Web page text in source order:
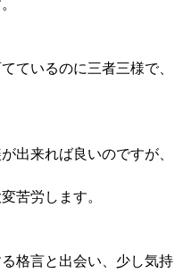
ているのに三者三様で、
出来れば良いのですが、
苦労します。
格言と出会い、少し気持